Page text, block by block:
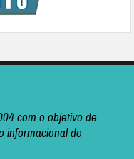
com o objetivo de
informacional do